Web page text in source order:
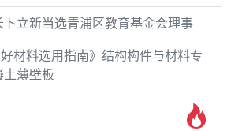
立新当选青浦区教育基金会理事
好材料选用指南》结构构件与材料专
薄壁板